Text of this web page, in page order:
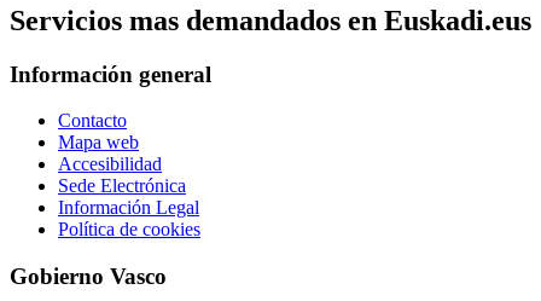
Servicios mas demandados en Euskadi.eus
Información general
Contacto
Mapa web
Accesibilidad
Sede Electrónica
Información Legal
Política de cookies
Gobierno Vasco